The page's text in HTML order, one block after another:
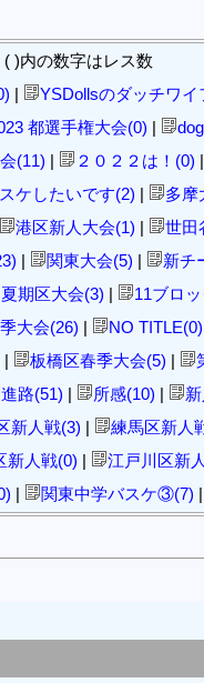
( )内の数字はレス数
| YSDollsのダッチワイ
都選手権大会(0) |
(11) | ２０２２は！(0) |
ケしたいです(2) | 多摩
港区新人大会(1) | 世田
| 関東大会(5) | 新チ
期区大会(3) | 11ブロ
大会(26) | NO TITLE(0)
| 板橋区春季大会(5) |
進路(51) | 所感(10) |
新人戦(3) | 練馬区新人
新人戦(0) | 江戸川区新
| 関東中学バスケ③(7) |